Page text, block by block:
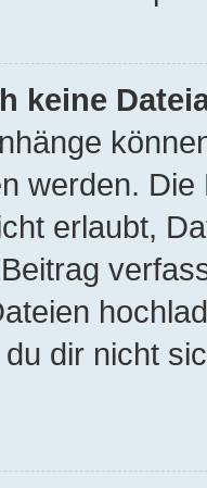
keine
werden.
erlaubt,
dir nicht